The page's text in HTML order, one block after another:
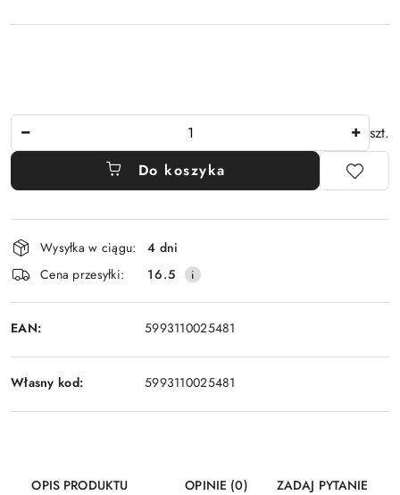
szt.
Do koszyka
Dostępność
i
dostawa
Wysyłka w ciągu:
4 dni
Cena przesyłki:
16.5
EAN: 5993110025481
Własny kod: 5993110025481
OPIS PRODUKTU OPINIE (0) ZADAJ PYTANIE